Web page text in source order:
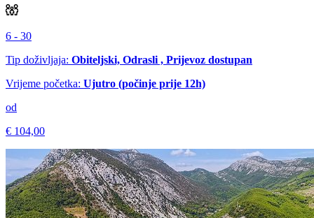
6 - 30
Tip doživljaja: Obiteljski, Odrasli , Prijevoz dostupan
Vrijeme početka: Ujutro (počinje prije 12h)
od
€ 104,00